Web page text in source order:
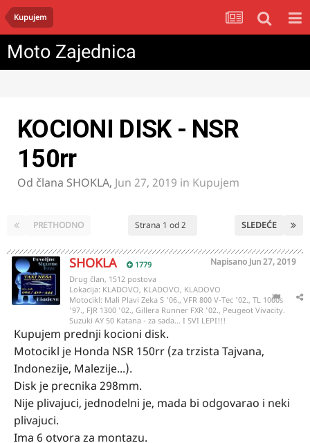
Kupujem
Moto Zajednica
KOCIONI DISK - NSR
150rr
Od člana SHOKLA, Jun 27, 2019 in Kupujem
PRETHODNO SLEDEĆE
Strana 1 od 2
SHOKLA 1779 Napisano Jun 27, 2019
Drug član, 1512 postova
Lokacija: KLADOVO, KLADOVO, KLADOVO
Motocikl: Mali Plavi Zeka S '06., VFR 800 V-Tec '02., TL 1000s
'97., FJR 1300 '02., Gillera Runner FXR '02., Peugeot Vivacity.
Suzuki AY 50 Katana - za sada... I SVI LEPI!!!
Kupujem prednji kocioni disk.
Motocikl je Honda NSR 150rr (za trzista Tajvana,
Indonezije, Malezije...).
Disk je precnika 298mm.
Nije plivajuci, jednodelni je, mada bi odgovarao i neki
plivajuci.
Ima 6 otvora za montazu.